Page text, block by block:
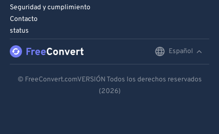
Seguridad y cumplimiento
Contacto
status
Español
Español
© FreeConvert.comVERSIÓN Todos los derechos reservados
(2026)